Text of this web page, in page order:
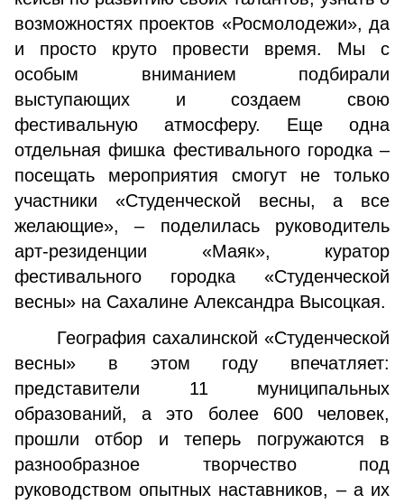
возможностях проектов «Росмолодежи», да
и просто круто провести время. Мы с
особым вниманием подбирали
выступающих и создаем свою
фестивальную атмосферу. Еще одна
отдельная фишка фестивального городка –
посещать мероприятия смогут не только
участники «Студенческой весны, а все
желающие», – поделилась руководитель
арт-резиденции «Маяк», куратор
фестивального городка «Студенческой
весны» на Сахалине Александра Высоцкая.
География сахалинской «Студенческой
весны» в этом году впечатляет:
представители 11 муниципальных
образований, а это более 600 человек,
прошли отбор и теперь погружаются в
разнообразное творчество под
руководством опытных наставников, – а их